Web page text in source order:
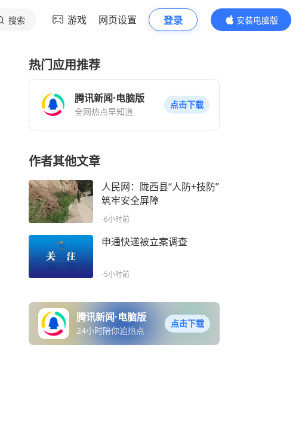
搜索 游戏 网页设置 登录
安装电脑版
内容更精彩
热门应用推荐
腾讯新闻·电脑版
全网热点早知道
点击下载
作者其他文章
人民网：陇西县“人防+技防”
筑牢安全屏障
-6小时前
申通快递被立案调查
-5小时前
腾讯新闻·电脑版
24小时陪你追热点
点击下载